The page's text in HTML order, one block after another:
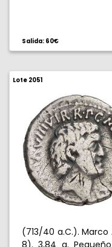
Salida: 60€
Lote 2051
(713/40 a.C.).
8). 3,84 g.